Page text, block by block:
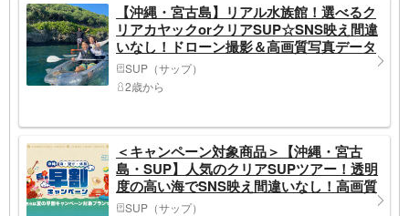
【沖縄・宮古島】リアル水族館！選べるク
リアカヤックorクリアSUP☆SNS映え間違
いなし！ドローン撮影＆高画質写真データ
をその場で無料プレゼント♪
SUP（サップ）
2歳から
＜キャンペーン対象商品＞【沖縄・宮古
島・SUP】人気のクリアSUPツアー！透明
度の高い海でSNS映え間違いなし！高画質
写真&ドローン映像データプレゼント
SUP（サップ）